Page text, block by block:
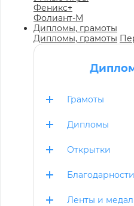
Феникс+
Фолиант-М
Дипломы, грамоты
Дипломы, грамоты
Грамоты
Дипломы
Открытки
Ленты и